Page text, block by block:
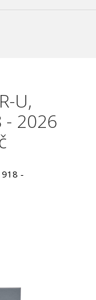
U,
- 2026
-